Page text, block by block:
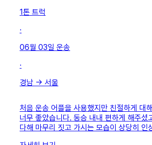
1톤 트럭
·
06월 03일 운송
·
경남 → 서울
처음 운송 어플을 사용했지만 친절하게 대
너무 좋았습니다. 동승 내내 편하게 해주셨
다해 마무리 짓고 가시는 모습이 상당히 인